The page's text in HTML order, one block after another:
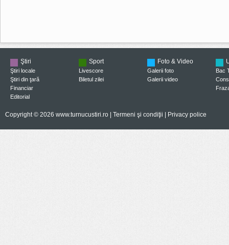
Ştiri
Ştiri locale
Ştiri din ţară
Financiar
Editorial
Sport
Livescore
Biletul zilei
Foto & Video
Galerii foto
Galerii video
Bac
Copyright © 2026 www.turnucustiri.ro | Termeni şi condiţii Privacy police